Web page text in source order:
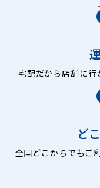
宅配だから店舗に
ど
全国どこからでもご